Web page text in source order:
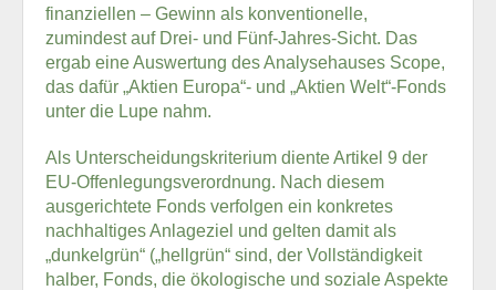
finanziellen – Gewinn als konventionelle,
zumindest auf Drei- und Fünf-Jahres-Sicht. Das
ergab eine Auswertung des Analysehauses Scope,
das dafür „Aktien Europa“- und „Aktien Welt“-Fonds
unter die Lupe nahm.
Als Unterscheidungskriterium diente Artikel 9 der
EU-Offenlegungsverordnung. Nach diesem
ausgerichtete Fonds verfolgen ein konkretes
nachhaltiges Anlageziel und gelten damit als
„dunkelgrün“ („hellgrün“ sind, der Vollständigkeit
halber, Fonds, die ökologische und soziale Aspekte